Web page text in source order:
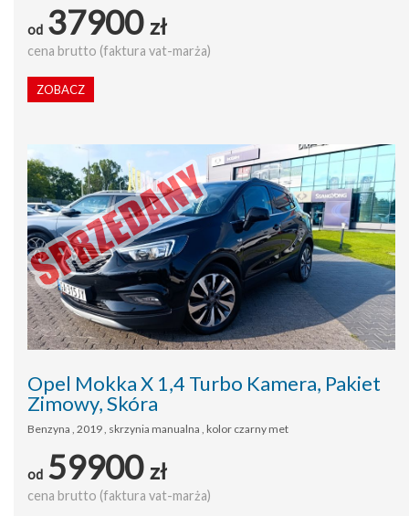
od 37900 zł
cena brutto (faktura vat-marża)
ZOBACZ
Opel Mokka X 1,4 Turbo Kamera, Pakiet
Zimowy, Skóra
Benzyna , 2019 , skrzynia manualna , kolor czarny met
od 59900 zł
cena brutto (faktura vat-marża)